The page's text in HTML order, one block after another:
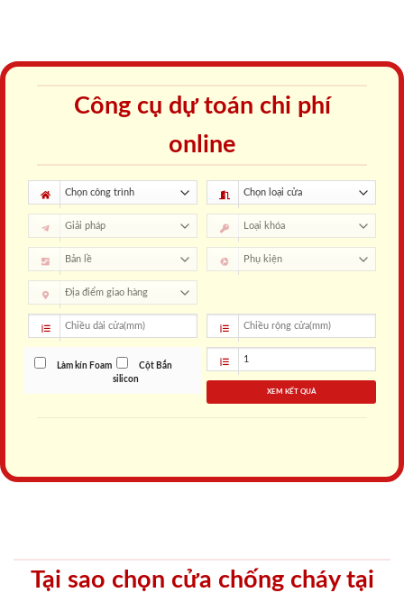
Công cụ dự toán chi phí
online
Làm kín Foam
Cột Bắn
silicon
XEM KẾT QUẢ
Tại sao chọn cửa chống cháy tại